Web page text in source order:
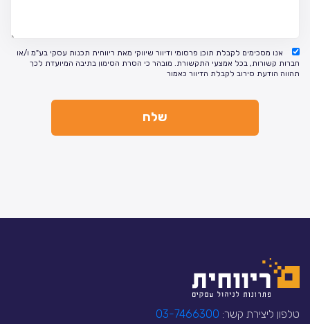
אנו מסכימים לקבלת תוכן פרסומי ודיוור שיווקי מאת ריווחית תכנות עסקי בע"מ ו/או
חברות קשורות, בכל אמצעי התקשורת. מובהר כי הסרת הסימון בתיבה המיועדת לכך
תהווה הודעת סירוב לקבלת הדיוור כאמור
טלפון ליצירת קשר: 03-7466300